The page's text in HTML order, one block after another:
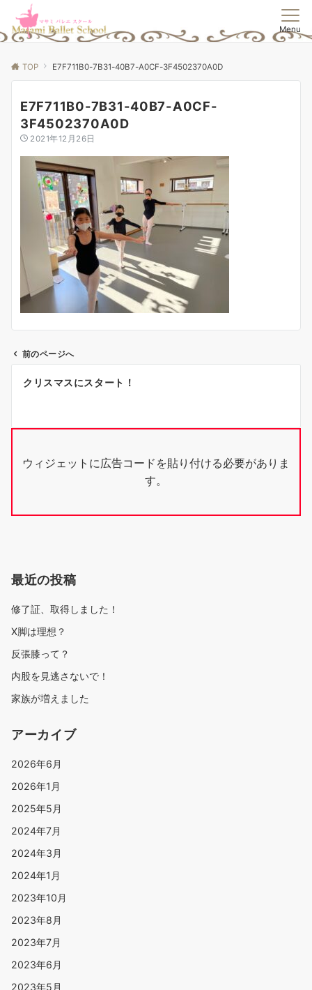
Menu
TOP E7F711B0-7B31-40B7-A0CF-3F4502370A0D
E7F711B0-7B31-40B7-A0CF-
3F4502370A0D
2021年12月26日
ゲ
シ
前のページへ
クリスマスにスタート！
ウィジェットに広告コードを貼り付ける必要がありま
す。
最近の投稿
修了証、取得しました！
X脚は理想？
反張膝って？
内股を見逃さないで！
家族が増えました
アーカイブ
2026年6月
2026年1月
2025年5月
2024年7月
2024年3月
2024年1月
2023年10月
2023年8月
2023年7月
2023年6月
2023年5月